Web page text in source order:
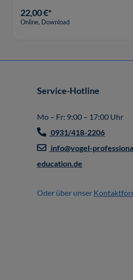
22,00 €*
Online, Download
Service-Hotline
Mo – Fr: 9:00 – 17:00 Uhr
0931/418-2206
info@vogel-
education.de
Oder über unser